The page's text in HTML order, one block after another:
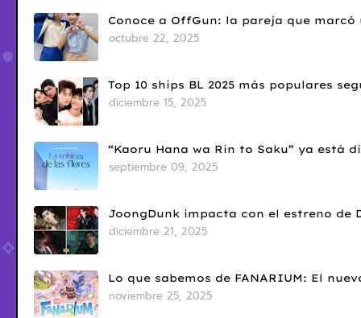
Conoce a OffGun: la pareja que
octubre 22, 2025
Top 10 ships BL 2025 más populares
diciembre 15, 2025
“Kaoru Hana wa Rin to Saku” ya está
septiembre 09, 2025
JoongDunk impacta con el estreno de
diciembre 21, 2025
Lo que sabemos de FANARIUM: El
noviembre 25, 2025